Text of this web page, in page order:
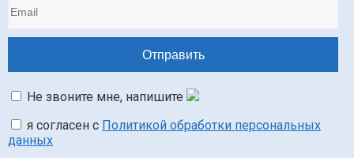
Не звоните мне, напишите
я согласен с Политикой обработки персональных
данных